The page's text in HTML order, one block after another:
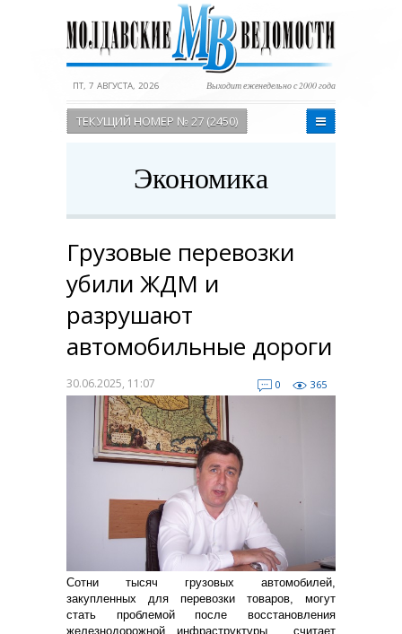
ПТ, 7 АВГУСТА, 2026 Выходит еженедельно с 2000 года
ТЕКУЩИЙ НОМЕР № 27 (2450)
Экономика
Грузовые перевозки
убили ЖДМ и
разрушают
автомобильные дороги
30.06.2025, 11:07 0 365
Сотни тысяч грузовых автомобилей,
закупленных для перевозки товаров, могут
стать проблемой после восстановления
железнодорожной инфраструктуры, считает